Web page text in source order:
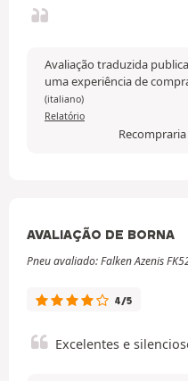
Avaliação traduzida
uma experiência de
(italiano)
Relatório
AVALIAÇÃO DE BORNA
Pneu avaliado: Falken Azenis
4/5
Excelentes e